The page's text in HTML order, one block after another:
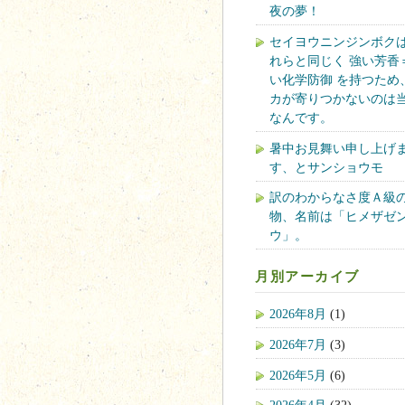
夜の夢！
セイヨウニンジンボク
れらと同じく 強い芳香
い化学防御 を持つため
カが寄りつかないのは
なんです。
暑中お見舞い申し上げま
す、とサンショウモ
訳のわからなさ度Ａ級
物、名前は「ヒメザゼ
ウ」。
月別アーカイブ
2026年8月 (1)
2026年7月 (3)
2026年5月 (6)